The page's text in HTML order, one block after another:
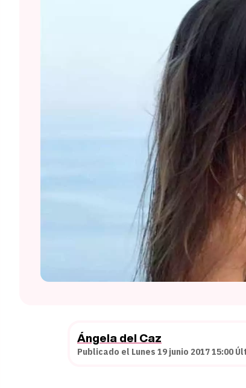
Ángela del Caz
Publicado el Lunes 19 junio 2017 15:00